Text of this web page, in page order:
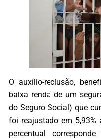
O auxílio-reclusão,
baixa renda de um
do Seguro Social) que
foi reajustado em 5,93%
percentual